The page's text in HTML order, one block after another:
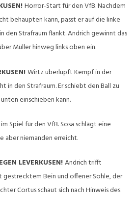
Horror-Start für den VfB. Nachdem
behaupten kann, passt er auf die linke
den Strafraum flankt. Andrich gewinnt das
Müller hinweg links oben ein.
Wirtz überlupft Kempf in der
den Strafraum. Er schiebt den Ball zu
einschieben kann.
Spiel für den VfB. Sosa schlägt eine
aber niemanden erreicht.
LEVERKUSEN!Andrich trifft
gestrecktem Bein und offener Sohle, der
Cortus schaut sich nach Hinweis des